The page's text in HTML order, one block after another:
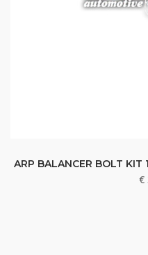
ARP BALANCER BOLT KIT
€